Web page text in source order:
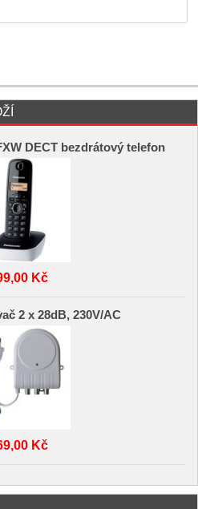
DECT bezdrátový telefon
Kč
2 x 28dB, 230V/AC
Kč